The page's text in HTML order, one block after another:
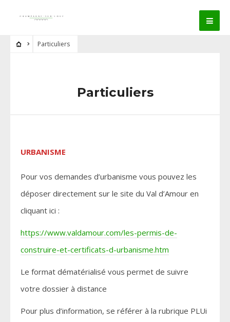
Particuliers
Particuliers
URBANISME
Pour vos demandes d’urbanisme vous pouvez les
déposer directement sur le site du Val d’Amour en
cliquant ici :
https://www.valdamour.com/les-permis-de-
construire-et-certificats-d-urbanisme.htm
Le format dématérialisé vous permet de suivre
votre dossier à distance
Pour plus d’information, se référer à la rubrique PLUi